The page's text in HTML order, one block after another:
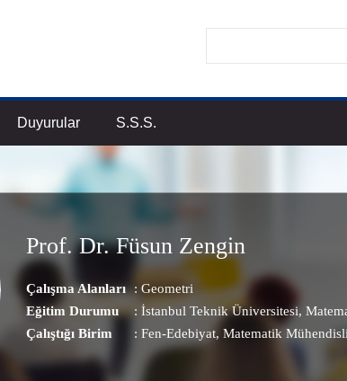
Duyurular S.S.S.
Prof. Dr. Füsun Zengin
Çalışma Alanları : Geometri
Eğitim Durumu
: İstanbul Teknik Üniversitesi,
Çalıştığı Birim
: Fen-Edebiyat, Matematik